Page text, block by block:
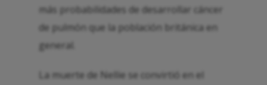
más probabilidades de desarrollar cáncer
de pulmón que la población británica en
general.
La muerte de Nellie se convirtió en el